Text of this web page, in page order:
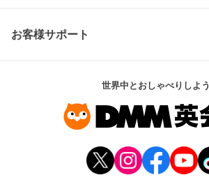
お客様サポート
世界中とおしゃべりしよう